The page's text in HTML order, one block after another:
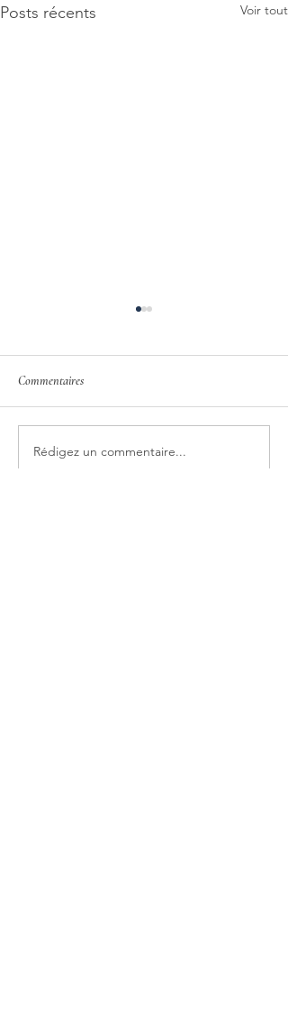
Posts récents Voir tout
Cahiers techniques piscine
Commentaires
Rédigez un commentaire...